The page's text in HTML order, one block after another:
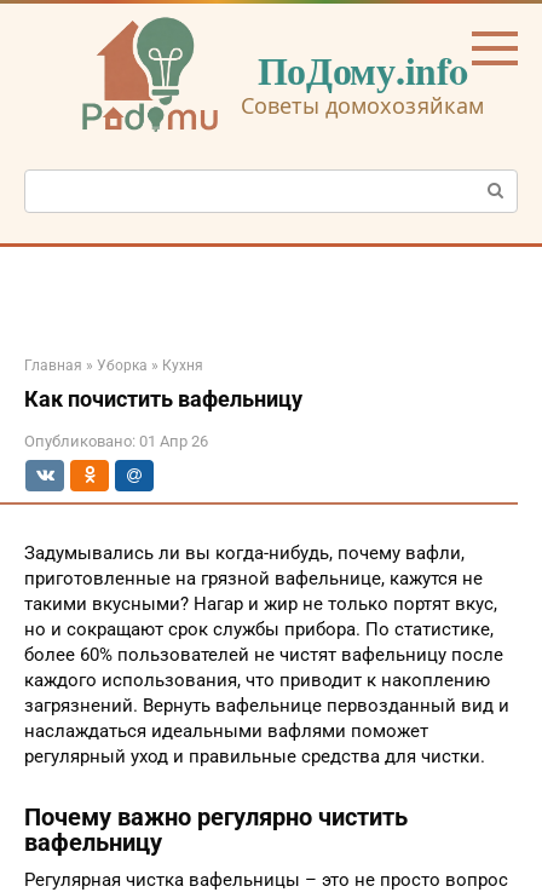
Перейти
ПоДому.info
Советы домохозяйкам
Поиск:
Главная » Уборка » Кухня
Как почистить вафельницу
Опубликовано: 01 Апр 26
Задумывались ли вы когда-нибудь, почему вафли,
приготовленные на грязной вафельнице, кажутся не
такими вкусными? Нагар и жир не только портят вкус,
но и сокращают срок службы прибора. По статистике,
более 60% пользователей не чистят вафельницу после
каждого использования, что приводит к накоплению
загрязнений. Вернуть вафельнице первозданный вид и
наслаждаться идеальными вафлями поможет
регулярный уход и правильные средства для чистки.
Почему важно регулярно чистить
вафельницу
Регулярная чистка вафельницы – это не просто вопрос